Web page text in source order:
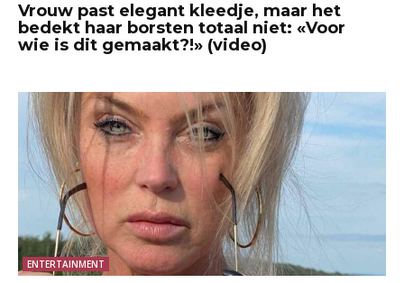
Vrouw past elegant kleedje, maar het
bedekt haar borsten totaal niet: «Voor
wie is dit gemaakt?!» (video)
ENTERTAINMENT